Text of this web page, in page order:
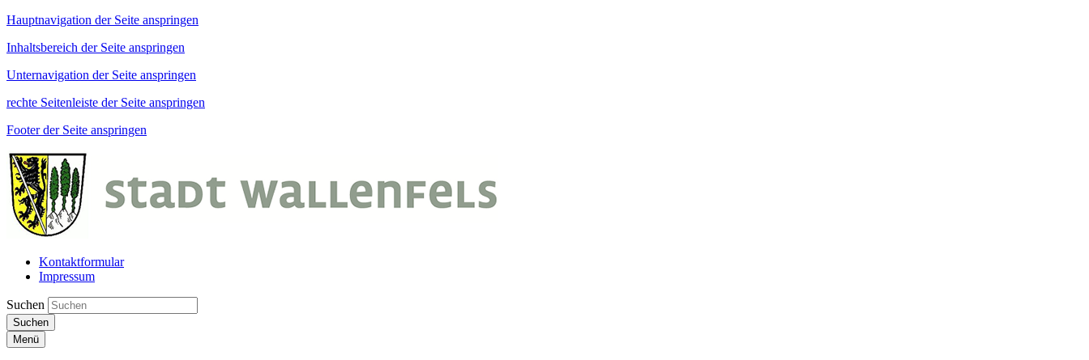
Hauptnavigation der Seite anspringen
Inhaltsbereich der Seite anspringen
Unternavigation der Seite anspringen
rechte Seitenleiste der Seite anspringen
Footer der Seite anspringen
Kontaktformular
Impressum
Suchen
Suchen
Menü